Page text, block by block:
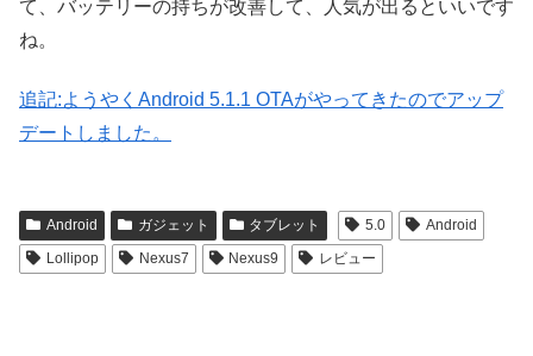
て、バッテリーの持ちが改善して、人気が出るといいです
ね。
追記:ようやくAndroid 5.1.1 OTAがやってきたのでアップ
デートしました。
Android ガジェット タブレット 5.0
Android
Lollipop
Nexus7 Nexus9 レビュー